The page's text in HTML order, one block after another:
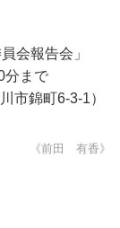
会報告会」
分まで
市錦町6-3-1）
《前田 有香》